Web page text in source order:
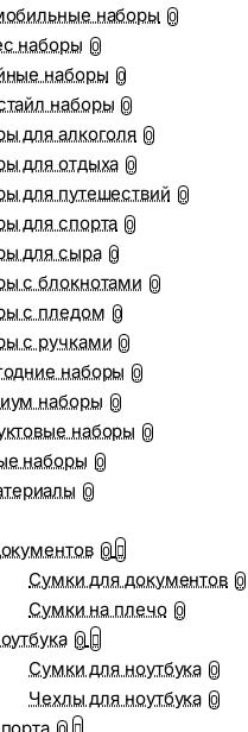
наборы 0
наборы 0
наборы 0
наборы 0
для алкоголя 0
для отдыха 0
для путешествий 0
для спорта 0
для сыра 0
с блокнотами 0
с пледом 0
с ручками 0
наборы 0
наборы 0
наборы 0
наборы 0
0
0
Сумки для документов 0
Сумки на плечо 0
0
Сумки для ноутбука 0
Чехлы для ноутбука 0